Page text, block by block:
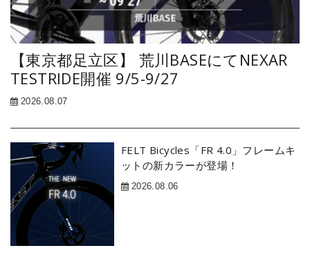
【東京都足立区】 荒川BASEにてNEXAR
TESTRIDE開催 9/5-9/27
2026.08.07
FELT Bicycles「FR 4.0」フレームキ
ットの新カラーが登場！
2026.08.06